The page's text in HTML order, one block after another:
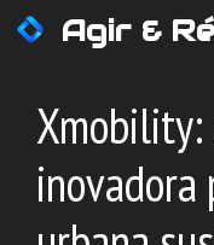
Saltar
para
conteúdo
Agir &
Xmobility:
inovadora